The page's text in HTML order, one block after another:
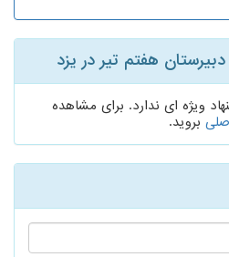
هفتم تیر در یزد
ویژه ای ندارد. برای مشاهده
بروید.